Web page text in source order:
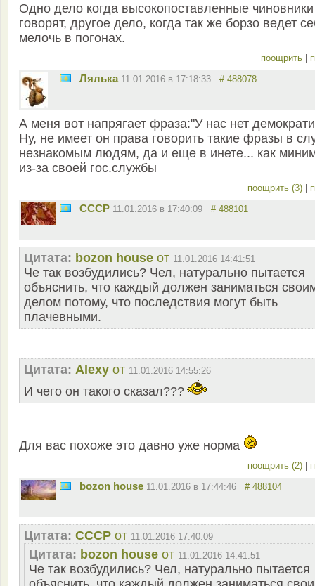
Одно дело когда высокопоставленные чиновники
говорят, другое дело, когда так же борзо ведет
мелочь в погонах.
поощрить |
Лялька 11.01.2016 в 17:18:33 # 488078
А меня вот напрягает фраза:"У нас нет
Ну, не имеет он права говорить такие фразы в
незнакомым людям, да и еще в инете... как
из-за своей гос.службы
поощрить (3) |
СССР 11.01.2016 в 17:40:09 # 488101
Цитата: bozon house от 11.01.2016 14:41:51
Че так возбудились? Чел, натурально пытается
объяснить, что каждый должен заниматься
делом потому, что последствия могут быть
плачевными.
Цитата: Alexy от 11.01.2016 14:55:26
И чего он такого сказал???
Для вас похоже это давно уже норма
поощрить (2) |
bozon house 11.01.2016 в 17:44:46 # 488104
Цитата: СССР от 11.01.2016 17:40:09
Цитата: bozon house от 11.01.2016 14:41:51
Че так возбудились? Чел, натурально пытается